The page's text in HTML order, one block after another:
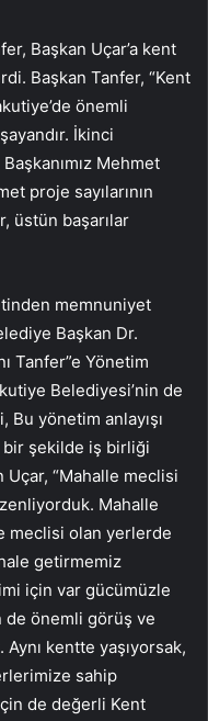
Başkan Uçar’a kent
Başkan Tanfer, “Kent
önemli
İkinci
Mehmet
proje sayılarının
üstün başarılar
memnuniyet
Başkan Dr.
Tanfer”e Yönetim
Belediyesi’nin de
Bu yönetim anlayışı
şekilde iş birliği
Uçar, “Mahalle meclisi
Mahalle
meclisi olan yerlerde
getirmemiz
için var gücümüzle
de önemli görüş ve
kentte yaşıyorsak,
sahip
de değerli Kent